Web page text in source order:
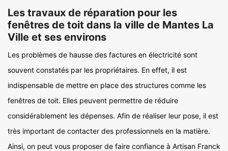
Les travaux de réparation pour les
fenêtres de toit dans la ville de Mantes La
Ville et ses environs
Les problèmes de hausse des factures en électricité sont
souvent constatés par les propriétaires. En effet, il est
indispensable de mettre en place des structures comme les
fenêtres de toit. Elles peuvent permettre de réduire
considérablement les dépenses. Afin de réaliser leur pose, il est
très important de contacter des professionnels en la matière.
Ainsi, on peut vous proposer de faire confiance à Artisan Franck